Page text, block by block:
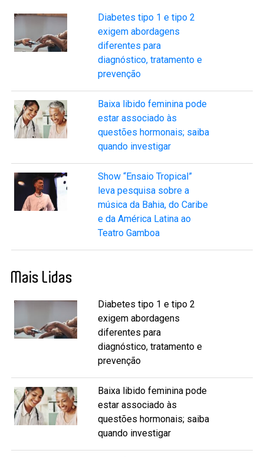
Diabetes tipo 1 e tipo 2
exigem abordagens
diferentes para
diagnóstico, tratamento e
prevenção
Baixa libido feminina pode
estar associado às
questões hormonais; saiba
quando investigar
Show “Ensaio Tropical”
leva pesquisa sobre a
música da Bahia, do Caribe
e da América Latina ao
Teatro Gamboa
Mais Lidas
Diabetes tipo 1 e tipo 2
exigem abordagens
diferentes para
diagnóstico, tratamento e
prevenção
Baixa libido feminina pode
estar associado às
questões hormonais; saiba
quando investigar